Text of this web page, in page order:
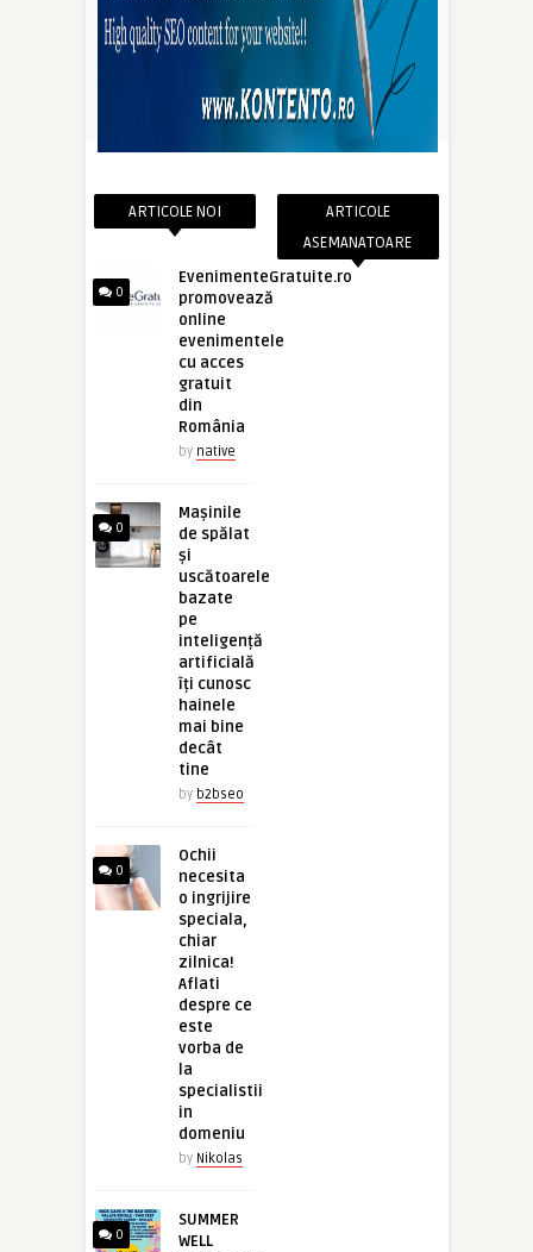
ARTICOLE NOI
0
EvenimenteGratuite.ro
promovează
online
evenimentele
cu acces
gratuit
din
România
by native
0
Mașinile
de spălat
și
uscătoarele
bazate
pe
inteligență
artificială
îți cunosc
hainele
mai bine
decât
tine
by b2bseo
0
Ochii
necesita
o ingrijire
speciala,
chiar
zilnica!
Aflati
despre ce
este
vorba de
la
specialistii
in
domeniu
by Nikolas
0
SUMMER
WELL
ARTICOLE
ASEMANATOARE